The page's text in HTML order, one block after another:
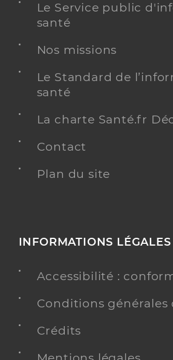
Le Service public
santé
Nos missions
Le Standard de
santé
La charte Santé.fr
Contact
Plan du site
INFORMATIONS LÉGALES
Accessibilité :
Conditions
Crédits